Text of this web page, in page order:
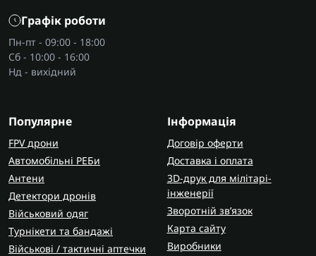
Графік роботи
Пн-пт - 09:00 - 18:00
Сб - 10:00 - 16:00
Нд - вихідний
Популярне
FPV дрони
Автомобільні РЕБи
Антени
Детектори дронів
Військовий одяг
Турнікети та бандажі
Військові / тактичні аптечки
Інформація
Договір оферти
Доставка і оплата
3D-друк для мілітарі-
інженерії
Зворотній зв’язок
Карта сайту
Виробники